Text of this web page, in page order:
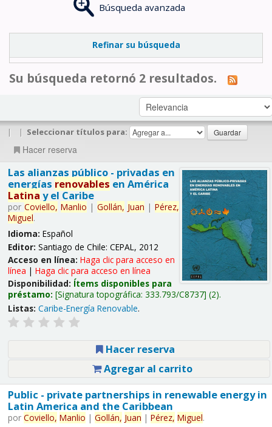
Búsqueda avanzada
Refinar su búsqueda
Su búsqueda retornó 2 resultados.
| | Seleccionar títulos para:
Hacer reserva
Las alianzas público - privadas en
energías renovables en América
Latina y el Caribe
por Coviello, Manlio | Gollán, Juan | Pérez,
Miguel.
Idioma: Español
Editor: Santiago de Chile: CEPAL, 2012
Acceso en línea: Haga clic para acceso en
línea | Haga clic para acceso en línea
Disponibilidad: Ítems disponibles para
préstamo: Signatura topográfica: 333.793/C8737 (2).
Listas: Caribe-Energía Renovable.
Hacer reserva
Agregar al carrito
Public - private partnerships in renewable energy in
Latin America and the Caribbean
por Coviello, Manlio | Gollán, Juan | Pérez, Miguel.